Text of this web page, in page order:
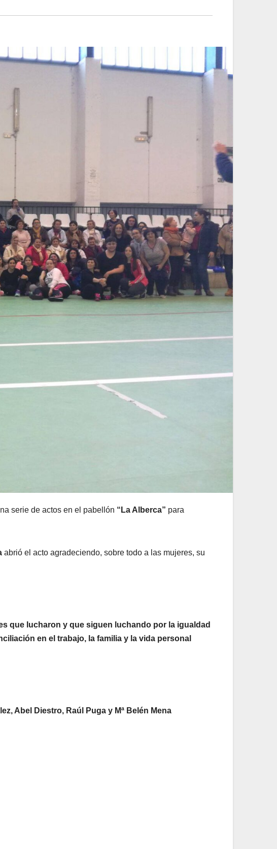
serie de actos en el pabellón “La Alberca” para
abrió el acto agradeciendo, sobre todo a las mujeres, su
que lucharon y que siguen luchando por la igualdad
en el trabajo, la familia y la vida personal
Abel Diestro, Raúl Puga y Mª Belén Mena